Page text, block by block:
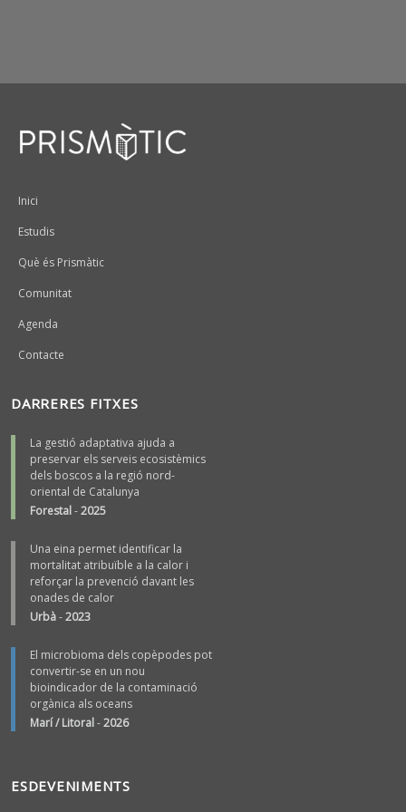
Peu
Inici
Estudis
Què és Prismàtic
Comunitat
Agenda
Contacte
DARRERES FITXES
La gestió adaptativa ajuda a
preservar els serveis ecosistèmics
dels boscos a la regió nord-
oriental de Catalunya
Forestal-2025
Una eina permet identificar la
mortalitat atribuïble a la calor i
reforçar la prevenció davant les
onades de calor
Urbà-2023
El microbioma dels copèpodes pot
convertir-se en un nou
bioindicador de la contaminació
orgànica als oceans
Marí / Litoral-2026
ESDEVENIMENTS